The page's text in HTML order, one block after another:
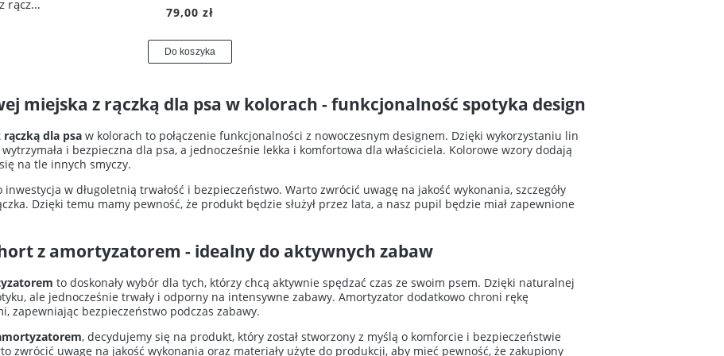
Smycz z liny wspinaczkowej miejska z rączką - Żółty 79,00 zł
Do koszyka
miejska z rączką dla psa w kolorach - funkcjonalność spotyka design
dla psa w kolorach to połączenie funkcjonalności z nowoczesnym designem. Dzięki wykorzystaniu lin
i bezpieczna dla psa, a jednocześnie lekka i komfortowa dla właściciela. Kolorowe wzory dodają
na tle innych smyczy.
inwestycja w długoletnią trwałość i bezpieczeństwo. Warto zwrócić uwagę na jakość wykonania, szczegóły
Dzięki temu mamy pewność, że produkt będzie służył przez lata, a nasz pupil będzie miał zapewnione
z amortyzatorem - idealny do aktywnych zabaw
to doskonały wybór dla tych, którzy chcą aktywnie spędzać czas ze swoim psem. Dzięki naturalnej
ale jednocześnie trwały i odporny na intensywne zabawy. Amortyzator dodatkowo chroni rękę
zapewniając bezpieczeństwo podczas zabawy.
, decydujemy się na produkt, który został stworzony z myślą o komforcie i bezpieczeństwie
zwrócić uwagę na jakość wykonania oraz materiały użyte do produkcji, aby mieć pewność, że zakupiony